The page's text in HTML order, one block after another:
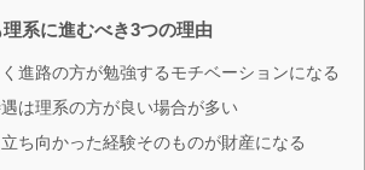
系に進むべき3つの理由
進路の方が勉強するモチベーションになる
は理系の方が良い場合が多い
ち向かった経験そのものが財産になる